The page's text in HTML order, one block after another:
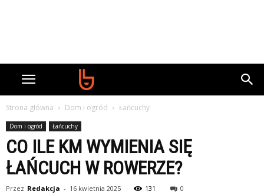
Strona główna Dom i ogród Łańcuchy
Dom i ogród Łańcuchy
CO ILE KM WYMIENIA SIĘ
ŁAŃCUCH W ROWERZE?
Przez Redakcja - 16 kwietnia 2025 131 0